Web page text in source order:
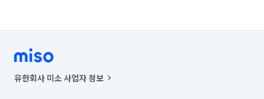
유한회사 미소 사업자 정보